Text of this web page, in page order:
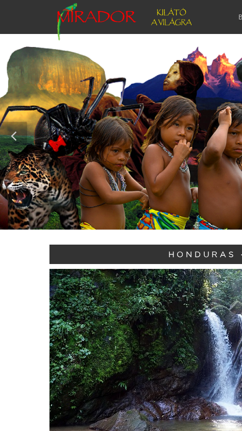
HONDURAS